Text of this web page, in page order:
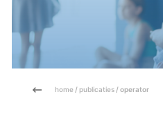
home / publicaties / operator